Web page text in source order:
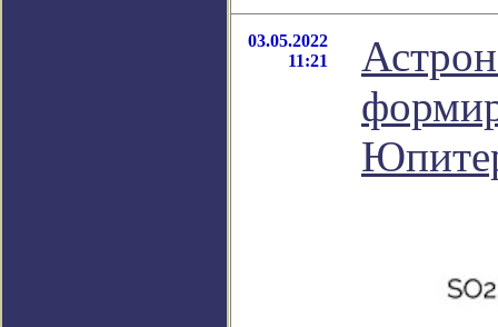
03.05.2022
11:21